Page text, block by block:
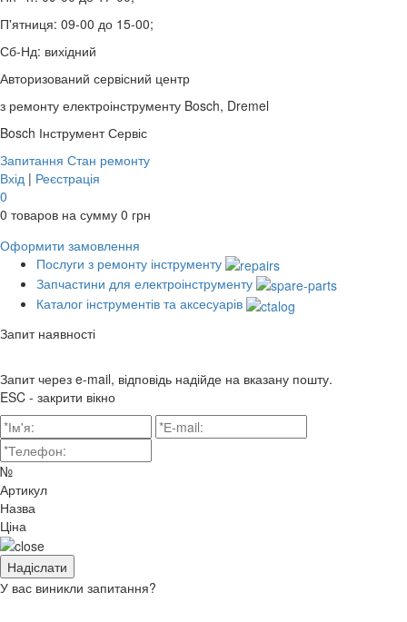
П'ятниця: 09-00 до 15-00;
Сб-Нд: вихідний
Авторизований сервісний центр
з ремонту електроінструменту Bosch, Dremel
Bosch Інструмент Сервіс
Запитання Стан ремонту
Вхід | Реєстрація
0
0 товаров на сумму 0 грн
Оформити замовлення
Послуги з ремонту інструменту
Запчастини для електроінструменту
Каталог інструментів та аксесуарів
Запит наявності
Запит через e-mail, відповідь надійде на вказану пошту.
ESC - закрити вікно
№
Артикул
Назва
Ціна
У вас виникли запитання?